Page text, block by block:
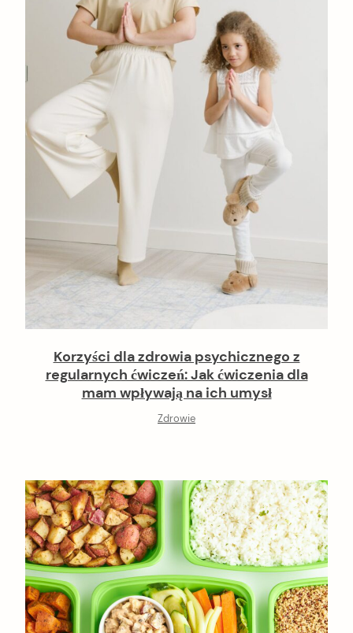
Korzyści dla zdrowia psychicznego z
regularnych ćwiczeń: Jak ćwiczenia dla
mam wpływają na ich umysł
Zdrowie